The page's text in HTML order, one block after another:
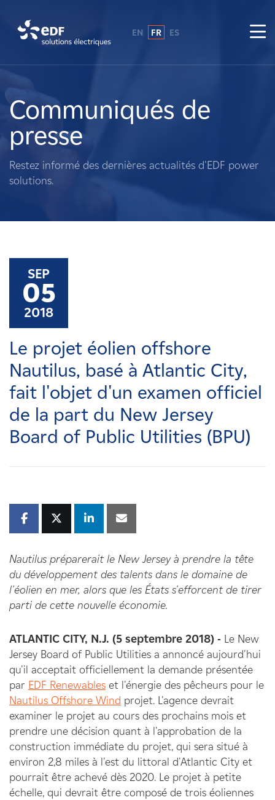
A propos de nous
Ce que nous faisons
Propriétaires fonciers
Carrières
Nouvelles
Contactez-nous
Affiliés
EN FR ES
Communiqués de
presse
Restez informé des dernières actualités d'EDF power
solutions.
SEP
05
2018
Le projet éolien offshore
Nautilus, basé à Atlantic City,
fait l'objet d'un examen officiel
de la part du New Jersey
Board of Public Utilities (BPU)
Nautilus préparerait le New Jersey à prendre la tête
du développement des talents dans le domaine de
l'éolien en mer, alors que les États s'efforcent de tirer
parti de cette nouvelle économie.
ATLANTIC CITY, N.J. (5 septembre 2018) - Le New
Jersey Board of Public Utilities a annoncé aujourd'hui
qu'il acceptait officiellement la demande présentée
par EDF Renewables et l'énergie des pêcheurs pour le
Nautilus Offshore Wind projet. L'agence devrait
examiner le projet au cours des prochains mois et
prendre une décision quant à l'approbation de la
construction immédiate du projet, qui sera situé à
environ 2,8 miles à l'est du littoral d'Atlantic City et
pourrait être achevé dès 2020. Le projet à petite
échelle, qui devrait être composé de trois éoliennes